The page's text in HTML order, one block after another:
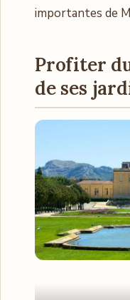
importantes de
Profiter
de ses